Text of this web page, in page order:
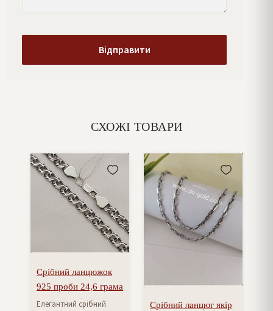
СХОЖІ ТОВАРИ
Срібний ланцюжок
925 проби 24,6 грама
Елегантний срібний
Срібний ланцюг якір